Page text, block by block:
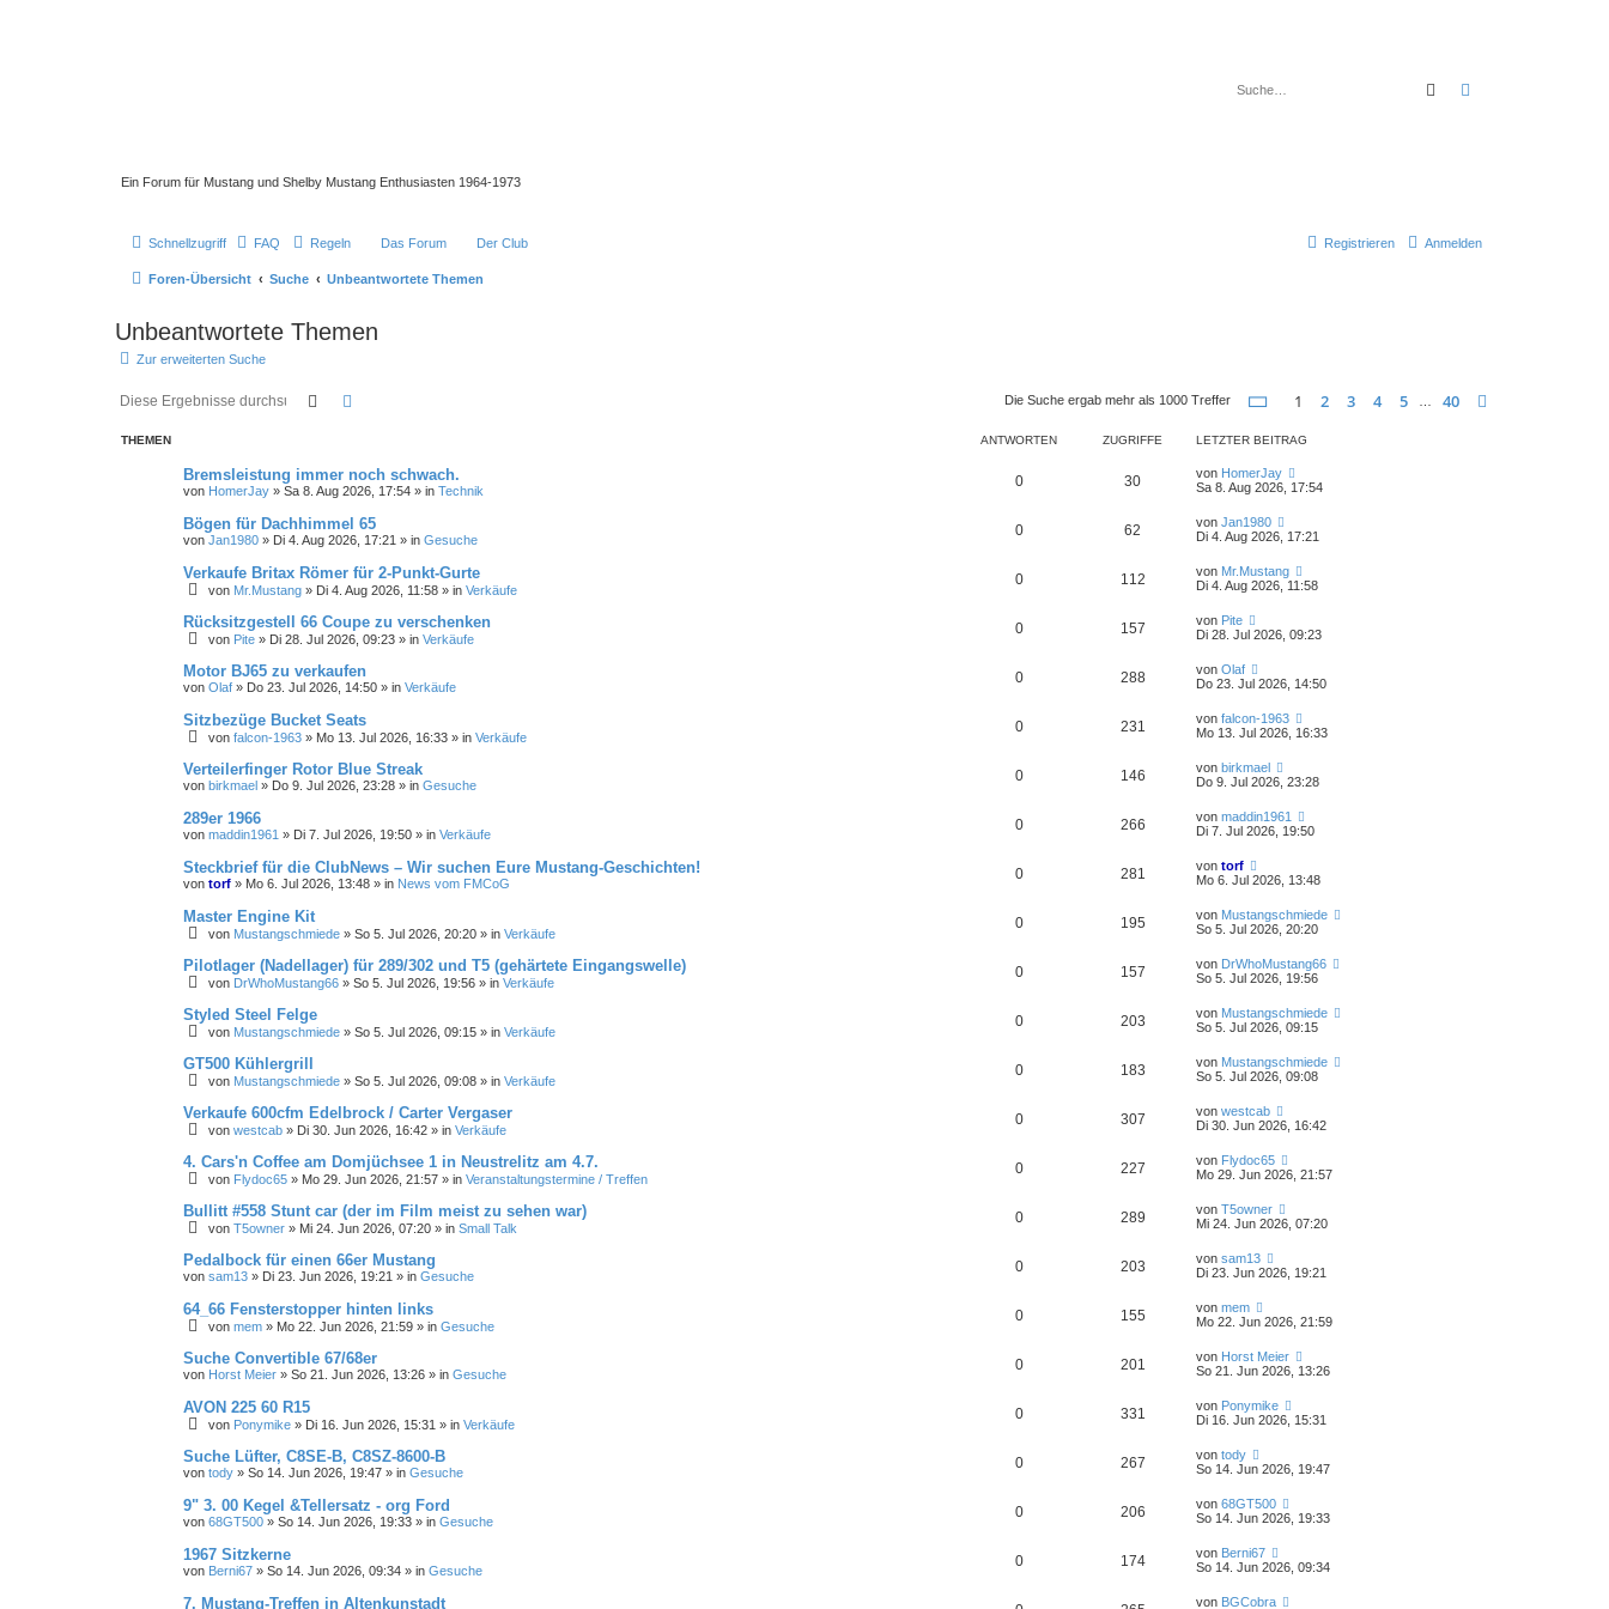
Ein Forum für Mustang und Shelby Mustang Enthusiasten 1964-1973
Suche
Schnellzugriff FAQ Regeln Das Forum Der Club Anmelden
Registrieren
Foren-Übersicht Suche Unbeantwortete Themen
Unbeantwortete Themen
Zur erweiterten Suche
Suche Die Suche ergab mehr als 1000 Treffer Seite von40
1 2 3 4 5 40
THEMEN ANTWORTEN ZUGRIFFE LETZTER BEITRAG
Bremsleistung immer noch schwach.
von HomerJay » Sa 8. Aug 2026, 17:54 » in Technik
0 30 von HomerJay
Sa 8. Aug 2026, 17:54
Bögen für Dachhimmel 65
von Jan1980 » Di 4. Aug 2026, 17:21 » in Gesuche
0 62 von Jan1980
Di 4. Aug 2026, 17:21
Verkaufe Britax Römer für 2-Punkt-Gurte
von Mr.Mustang » Di 4. Aug 2026, 11:58 » in Verkäufe
0 112 von Mr.Mustang
Di 4. Aug 2026, 11:58
Rücksitzgestell 66 Coupe zu verschenken
von Pite » Di 28. Jul 2026, 09:23 » in Verkäufe
0 157 von Pite
Di 28. Jul 2026, 09:23
Motor BJ65 zu verkaufen
von Olaf » Do 23. Jul 2026, 14:50 » in Verkäufe
0 288 von Olaf
Do 23. Jul 2026, 14:50
Sitzbezüge Bucket Seats
von falcon-1963 » Mo 13. Jul 2026, 16:33 » in Verkäufe
0 231 von falcon-1963
Mo 13. Jul 2026, 16:33
Verteilerfinger Rotor Blue Streak
von birkmael » Do 9. Jul 2026, 23:28 » in Gesuche
0 146 von birkmael
Do 9. Jul 2026, 23:28
289er 1966
von maddin1961 » Di 7. Jul 2026, 19:50 » in Verkäufe
0 266 von maddin1961
Di 7. Jul 2026, 19:50
Steckbrief für die ClubNews – Wir suchen Eure Mustang-Geschichten!
von torf » Mo 6. Jul 2026, 13:48 » in News vom FMCoG
0 281 von torf
Mo 6. Jul 2026, 13:48
Master Engine Kit
von Mustangschmiede » So 5. Jul 2026, 20:20 » in Verkäufe
0 195 von Mustangschmiede
So 5. Jul 2026, 20:20
Pilotlager (Nadellager) für 289/302 und T5 (gehärtete Eingangswelle)
von DrWhoMustang66 » So 5. Jul 2026, 19:56 » in Verkäufe
0 157 von DrWhoMustang66
So 5. Jul 2026, 19:56
Styled Steel Felge
von Mustangschmiede » So 5. Jul 2026, 09:15 » in Verkäufe
0 203 von Mustangschmiede
So 5. Jul 2026, 09:15
GT500 Kühlergrill
von Mustangschmiede » So 5. Jul 2026, 09:08 » in Verkäufe
0 183 von Mustangschmiede
So 5. Jul 2026, 09:08
Verkaufe 600cfm Edelbrock / Carter Vergaser
von westcab » Di 30. Jun 2026, 16:42 » in Verkäufe
0 307 von westcab
Di 30. Jun 2026, 16:42
4. Cars'n Coffee am Domjüchsee 1 in Neustrelitz am 4.7.
von Flydoc65 » Mo 29. Jun 2026, 21:57 » in Veranstaltungstermine / Treffen
0 227 von Flydoc65
Mo 29. Jun 2026, 21:57
Bullitt #558 Stunt car (der im Film meist zu sehen war)
von T5owner » Mi 24. Jun 2026, 07:20 » in Small Talk
0 289 von T5owner
Mi 24. Jun 2026, 07:20
Pedalbock für einen 66er Mustang
von sam13 » Di 23. Jun 2026, 19:21 » in Gesuche
0 203 von sam13
Di 23. Jun 2026, 19:21
64_66 Fensterstopper hinten links
von mem » Mo 22. Jun 2026, 21:59 » in Gesuche
0 155 von mem
Mo 22. Jun 2026, 21:59
Suche Convertible 67/68er
von Horst Meier » So 21. Jun 2026, 13:26 » in Gesuche
0 201 von Horst Meier
So 21. Jun 2026, 13:26
AVON 225 60 R15
von Ponymike » Di 16. Jun 2026, 15:31 » in Verkäufe
0 331 von Ponymike
Di 16. Jun 2026, 15:31
Suche Lüfter, C8SE-B, C8SZ-8600-B
von tody » So 14. Jun 2026, 19:47 » in Gesuche
0 267 von tody
So 14. Jun 2026, 19:47
9" 3. 00 Kegel &Tellersatz - org Ford
von 68GT500 » So 14. Jun 2026, 19:33 » in Gesuche
0 206 von 68GT500
So 14. Jun 2026, 19:33
1967 Sitzkerne
von Berni67 » So 14. Jun 2026, 09:34 » in Gesuche
0 174 von Berni67
So 14. Jun 2026, 09:34
7. Mustang-Treffen in Altenkunstadt von BGCobra